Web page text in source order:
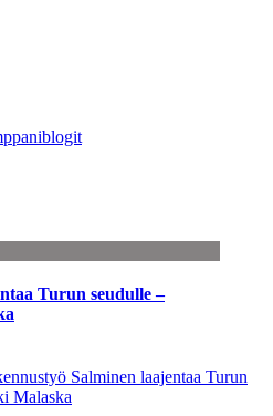
Turun seudulle –
Salminen laajentaa Turun
Malaska